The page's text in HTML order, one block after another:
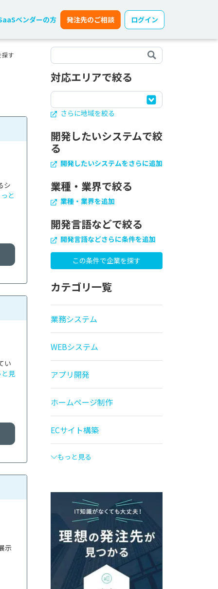
ベンダーの方 発注先のご相談 ログイン
探す
シ
と
い
見
示
対応エリアで絞る
さらに地域を絞る
開発したいシステムで絞
る
開発したいシステムをさらに追加
業種・業界で絞る
業種・業界を追加
開発言語などで絞る
開発言語などさらに条件を追加
カテゴリ一覧
業務システム
WEBシステム
アプリ開発
ホームページ制作
ECサイト構築
もっと見る